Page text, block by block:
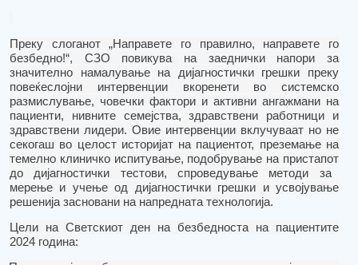
Преку слоганот „Направете го правилно, направете го
безбедно!“, СЗО повикува на заеднички напори за
значително намалување на дијагностички грешки преку
повеќеслојни интервенции вкоренети во системско
размислување, човечки фактори и активни ангажмани на
пациенти, нивните семејства, здравствени работници и
здравствени лидери. Овие интервенции вклучуваат но не
секогаш во целост историјатна пациентот, преземање на
темелно клиничко испитување, подобрување на пристапот
до дијагностички тестови, спроведување методи за
мерење и учење од дијагностички грешки и усвојување
решенија засновани на напредната технологија.
Цели на Светскиот ден на безбедноста на пациентите
2024 година: